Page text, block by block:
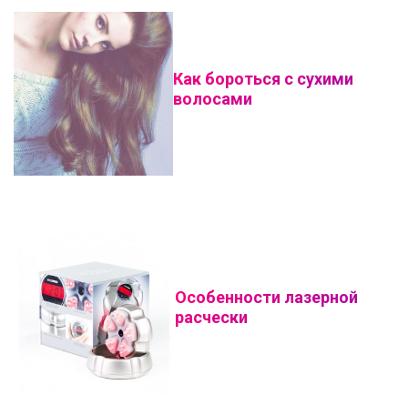
Как бороться с сухими
волосами
Особенности лазерной
расчески